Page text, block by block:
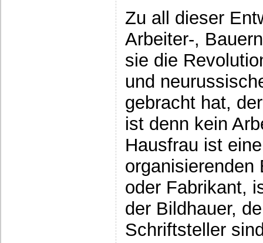
Zu all dieser
Arbeiter-,
sie die
und
gebracht hat,
ist denn kein
Hausfrau ist
organisierenden
oder Fabrikant,
der Bildhauer,
Schriftsteller